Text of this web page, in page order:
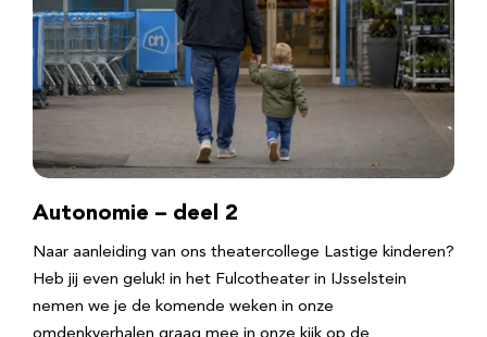
Autonomie – deel 2
Naar aanleiding van ons theatercollege Lastige kinderen?
Heb jij even geluk! in het Fulcotheater in IJsselstein
nemen we je de komende weken in onze